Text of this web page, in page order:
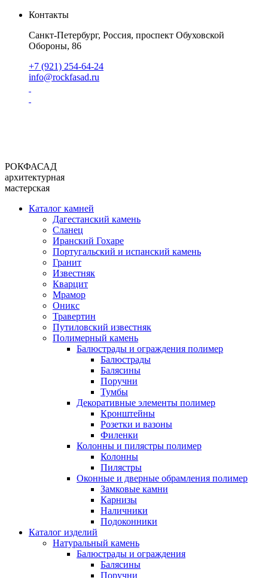
Контакты
Санкт-Петербург, Россия, проспект Обуховской
Обороны, 86
+7 (921) 254-64-24
info@rockfasad.ru
РОКФАСАД
архитектурная
мастерская
Каталог камней
Дагестанский камень
Сланец
Иранский Гохаре
Португальский и испанский камень
Гранит
Известняк
Кварцит
Мрамор
Оникс
Травертин
Путиловский известняк
Полимерный камень
Балюстрады и ограждения полимер
Балюстрады
Балясины
Поручни
Тумбы
Декоративные элементы полимер
Кронштейны
Розетки и вазоны
Филенки
Колонны и пилястры полимер
Колонны
Пилястры
Оконные и дверные обрамления полимер
Замковые камни
Карнизы
Наличники
Подоконники
Каталог изделий
Натуральный камень
Балюстрады и ограждения
Балясины
Поручни